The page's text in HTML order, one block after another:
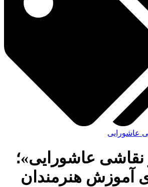
عاشورایی»؛
هنرمندان